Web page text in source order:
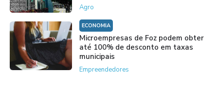
Agro
ECONOMIA
Microempresas de Foz podem obter
até 100% de desconto em taxas
municipais
Empreendedores